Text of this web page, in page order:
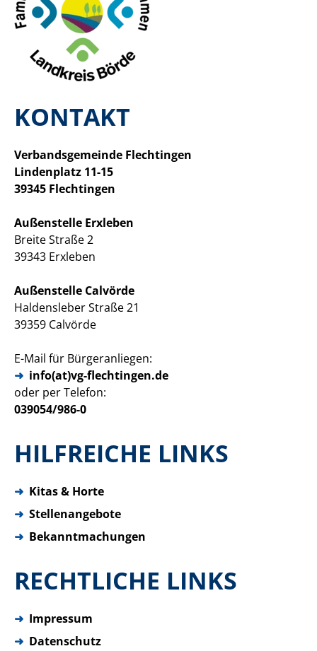
KONTAKT
Verbandsgemeinde Flechtingen
Lindenplatz 11-15
39345 Flechtingen
Außenstelle Erxleben
Breite Straße 2
39343 Erxleben
Außenstelle Calvörde
Haldensleber Straße 21
39359 Calvörde
E-Mail für Bürgeranliegen:
info(at)vg-flechtingen.de
oder per Telefon:
039054/986-0
HILFREICHE LINKS
➜ Kitas & Horte
➜ Stellenangebote
➜ Bekanntmachungen
RECHTLICHE LINKS
➜ Impressum
➜ Datenschutz